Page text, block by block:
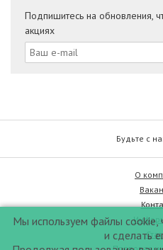
Подпишитесь на обновления,
акциях
Будьте с
О
Мы используем файлы cookie,
и сделать